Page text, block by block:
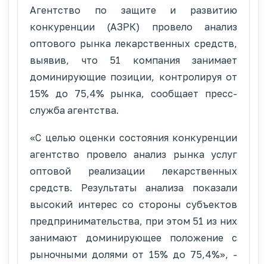
Агентство по защите и развитию
конкуренции (АЗРК) провело анализ
оптового рынка лекарственных средств,
выявив, что 51 компания занимает
доминирующие позиции, контролируя от
15% до 75,4% рынка, сообщает пресс-
служба агентства.
«С целью оценки состояния конкуренции
агентство провело анализ рынка услуг
оптовой реализации лекарственных
средств. Результаты анализа показали
высокий интерес со стороны субъектов
предпринимательства, при этом 51 из них
занимают доминирующее положение с
рыночными долями от 15% до 75,4%», -